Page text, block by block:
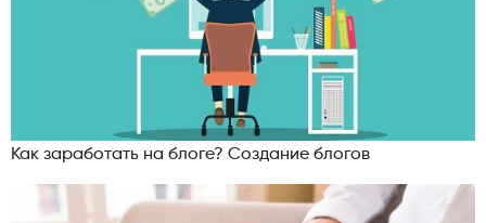
Как заработать на блоге? Создание блогов